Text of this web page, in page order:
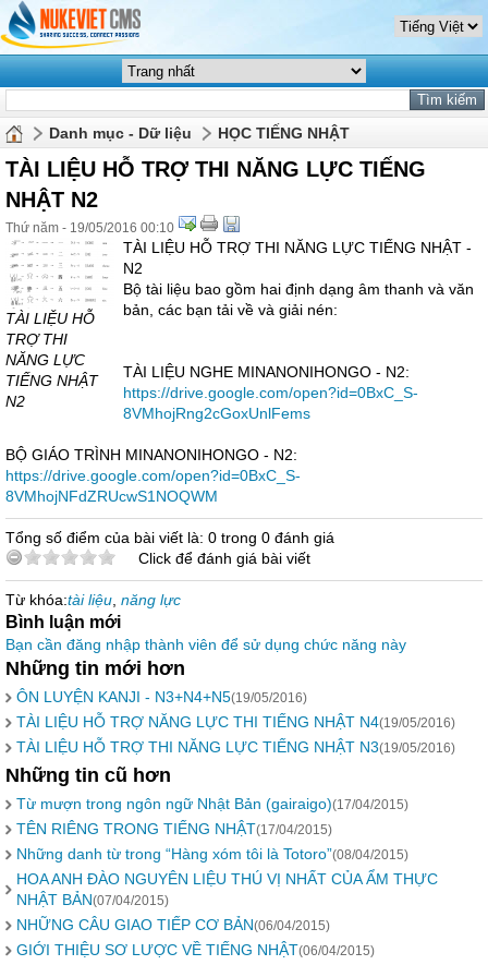
Danh mục - Dữ liệu HỌC TIẾNG NHẬT
TÀI LIỆU HỖ TRỢ THI NĂNG LỰC TIẾNG
NHẬT N2
Thứ năm - 19/05/2016 00:10
TÀI LIỆU HỖ
TRỢ THI
NĂNG LỰC
TIẾNG NHẬT
N2
TÀI LIỆU HỖ TRỢ THI NĂNG LỰC TIẾNG NHẬT -
N2
Bộ tài liệu bao gồm hai định dạng âm thanh và văn
bản, các bạn tải về và giải nén:
TÀI LIỆU NGHE MINANONIHONGO - N2:
https://drive.google.com/open?id=0BxC_S-
8VMhojRng2cGoxUnlFems
BỘ GIÁO TRÌNH MINANONIHONGO - N2:
https://drive.google.com/open?id=0BxC_S-
8VMhojNFdZRUcwS1NOQWM
Tổng số điểm của bài viết là: 0 trong 0 đánh giá
Click để đánh giá bài viết
Từ khóa:tài liệu năng lực
Bình luận mới
Bạn cần đăng nhập thành viên để sử dụng chức năng này
Những tin mới hơn
ÔN LUYỆN KANJI - N3+N4+N5(19/05/2016)
TÀI LIỆU HỖ TRỢ NĂNG LỰC THI TIẾNG NHẬT N4(19/05/2016)
TÀI LIỆU HỖ TRỢ THI NĂNG LỰC TIẾNG NHẬT N3(19/05/2016)
Những tin cũ hơn
Từ mượn trong ngôn ngữ Nhật Bản (gairaigo)(17/04/2015)
TÊN RIÊNG TRONG TIẾNG NHẬT(17/04/2015)
Những danh từ trong “Hàng xóm tôi là Totoro”(08/04/2015)
HOA ANH ĐÀO NGUYÊN LIỆU THÚ VỊ NHẤT CỦA ẨM THỰC
NHẬT BẢN(07/04/2015)
NHỮNG CÂU GIAO TIẾP CƠ BẢN(06/04/2015)
GIỚI THIỆU SƠ LƯỢC VỀ TIẾNG NHẬT(06/04/2015)